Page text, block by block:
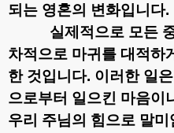
되는 영혼의 변화입니다.
실제적으로 모든
차적으로 마귀를 대적하
한 것입니다. 이러한 일
으로부터 일으킨 마음이
우리 주님의 힘으로 말